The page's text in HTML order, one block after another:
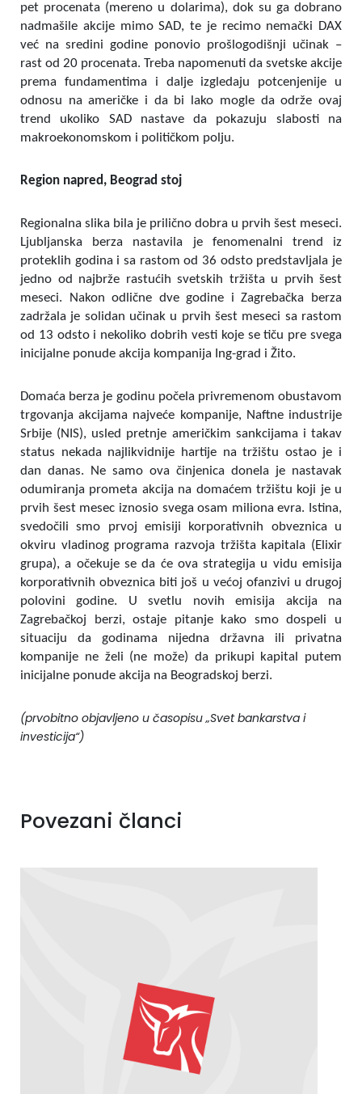
pet procenata (mereno u dolarima), dok su ga dobrano
nadmašile akcije mimo SAD, te je recimo nemački DAX
već na sredini godine ponovio prošlogodišnji učinak –
rast od 20 procenata. Treba napomenuti da svetske akcije
prema fundamentima i dalje izgledaju potcenjenije u
odnosu na američke i da bi lako mogle da održe ovaj
trend ukoliko SAD nastave da pokazuju slabosti na
makroekonomskom i političkom polju.
Region napred, Beograd stoj
Regionalna slika bila je prilično dobra u prvih šest meseci.
Ljubljanska berza nastavila je fenomenalni trend iz
proteklih godina i sa rastom od 36 odsto predstavljala je
jedno od najbrže rastućih svetskih tržišta u prvih šest
meseci. Nakon odlične dve godine i Zagrebačka berza
zadržala je solidan učinak u prvih šest meseci sa rastom
od 13 odsto i nekoliko dobrih vesti koje se tiču pre svega
inicijalne ponude akcija kompanija Ing-grad i Žito.
Domaća berza je godinu počela privremenom obustavom
trgovanja akcijama najveće kompanije, Naftne industrije
Srbije (NIS), usled pretnje američkim sankcijama i takav
status nekada najlikvidnije hartije na tržištu ostao je i
dan danas. Ne samo ova činjenica donela je nastavak
odumiranja prometa akcija na domaćem tržištu koji je u
prvih šest mesec iznosio svega osam miliona evra. Istina,
svedočili smo prvoj emisiji korporativnih obveznica u
okviru vladinog programa razvoja tržišta kapitala (Elixir
grupa), a očekuje se da će ova strategija u vidu emisija
korporativnih obveznica biti još u većoj ofanzivi u drugoj
polovini godine. U svetlu novih emisija akcija na
Zagrebačkoj berzi, ostaje pitanje kako smo dospeli u
situaciju da godinama nijedna državna ili privatna
kompanije ne želi (ne može) da prikupi kapital putem
inicijalne ponude akcija na Beogradskoj berzi.
(prvobitno objavljeno u časopisu „Svet bankarstva i
investicija“)
Povezani članci